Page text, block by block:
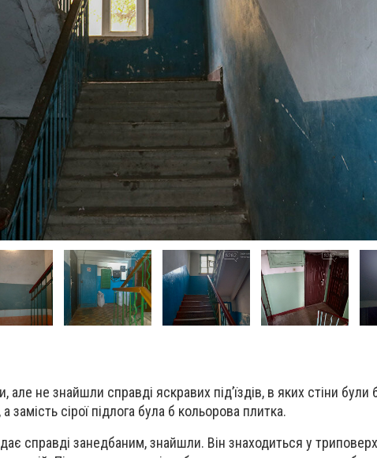
не знайшли справді яскравих під’їздів, в яких стіни були
сірої підлога була б кольорова плитка.
справді занедбаним, знайшли. Він знаходиться у